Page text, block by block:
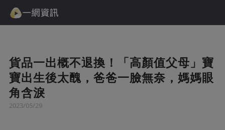
貨品一出概不退換！「高顏值父母」寶
寶出生後太醜，爸爸一臉無奈，媽媽眼
角含淚
2023/05/29